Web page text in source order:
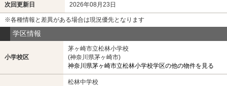
次回更新日 2026年08月23日
※各種情報と差異がある場合は現況優先となります
学区情報
小学校区
茅ヶ崎市立松林小学校
(神奈川県茅ヶ崎市)
神奈川県茅ヶ崎市立松林小学校学区の他の物件を見る
松林中学校